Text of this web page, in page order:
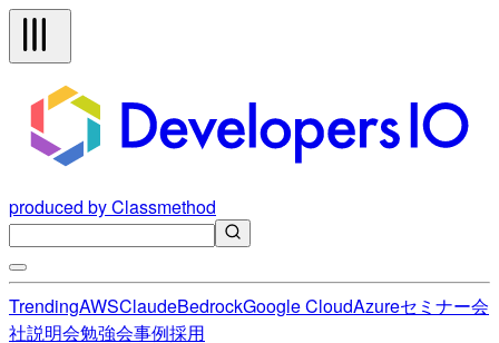
produced by Classmethod
TrendingAWSClaudeBedrockGoogle CloudAzureセミナー会
社説明会勉強会事例採用